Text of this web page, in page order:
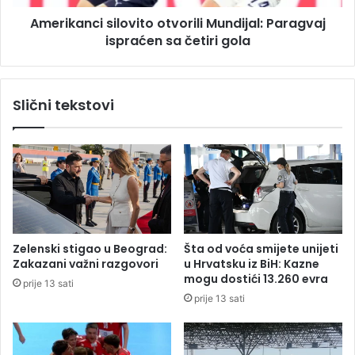
ž
n
i
š
e
o
5
0
l
j
d
v
o
o
t
v
i
l
i
u
n
Amerikanci silovito otvorili Mundijal: Paragvaj
ispraćen sa četiri gola
Slični tekstovi
Zelenski stigao u Beograd:
Zakazani važni razgovori
prije 13 sati
Šta od voća smijete unijeti
u Hrvatsku iz BiH: Kazne
mogu dostići 13.260 evra
prije 13 sati